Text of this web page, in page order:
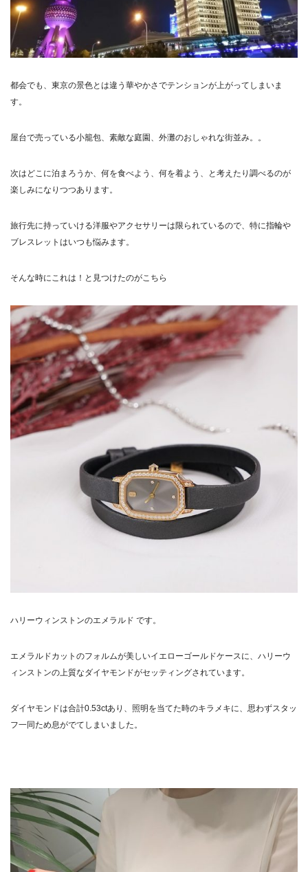
都会でも、東京の景色とは違う華やかさでテンションが上がってしまいま
す。
屋台で売っている小籠包、素敵な庭園、外灘のおしゃれな街並み。。
次はどこに泊まろうか、何を食べよう、何を着よう、と考えたり調べるのが
楽しみになりつつあります。
旅行先に持っていける洋服やアクセサリーは限られているので、特に指輪や
ブレスレットはいつも悩みます。
そんな時にこれは！と見つけたのがこちら
ハリーウィンストンのエメラルド です。
エメラルドカットのフォルムが美しいイエローゴールドケースに、ハリーウ
ィンストンの上質なダイヤモンドがセッティングされています。
ダイヤモンドは合計0.53ctあり、照明を当てた時のキラメキに、思わずスタッ
フ一同ため息がでてしまいました。